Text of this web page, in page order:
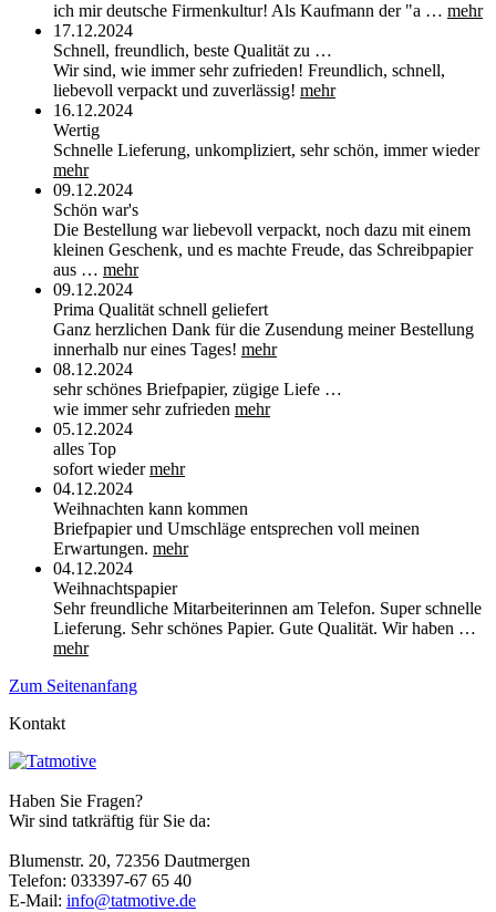
ich mir deutsche Firmenkultur! Als Kaufmann der "a … mehr
17.12.2024
Schnell, freundlich, beste Qualität zu …
Wir sind, wie immer sehr zufrieden! Freundlich, schnell,
liebevoll verpackt und zuverlässig! mehr
16.12.2024
Wertig
Schnelle Lieferung, unkompliziert, sehr schön, immer wieder
mehr
09.12.2024
Schön war's
Die Bestellung war liebevoll verpackt, noch dazu mit einem
kleinen Geschenk, und es machte Freude, das Schreibpapier
aus … mehr
09.12.2024
Prima Qualität schnell geliefert
Ganz herzlichen Dank für die Zusendung meiner Bestellung
innerhalb nur eines Tages! mehr
08.12.2024
sehr schönes Briefpapier, zügige Liefe …
wie immer sehr zufrieden mehr
05.12.2024
alles Top
sofort wiedermehr
04.12.2024
Weihnachten kann kommen
Briefpapier und Umschläge entsprechen voll meinen
Erwartungen. mehr
04.12.2024
Weihnachtspapier
Sehr freundliche Mitarbeiterinnen am Telefon. Super schnelle
Lieferung. Sehr schönes Papier. Gute Qualität. Wir haben …
mehr
Zum Seitenanfang
Kontakt
Haben Sie Fragen?
Wir sind tatkräftig für Sie da:
Blumenstr. 20, 72356 Dautmergen
Telefon: 033397-67 65 40
E-Mail: info@tatmotive.de